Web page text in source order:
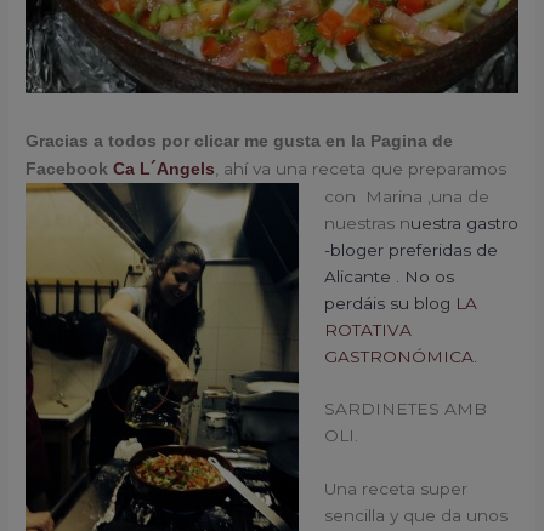
Gracias a todos por clicar me gusta en la Pagina de
FacebookCa L´Angels , ahí va una receta que preparamos
con Marina ,una de
nuestras nuestra gastro
-bloger preferidas de
Alicante . No os
perdáis su blog LA
ROTATIVA
GASTRONÓMICA
SARDINETES AMB
OLI.
Una receta super
sencilla y que da unos